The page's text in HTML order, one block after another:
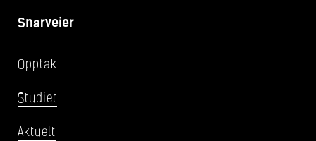
Snarveier
Opptak
Studiet
Aktuelt